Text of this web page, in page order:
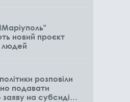
новий проєкт
людей
розповіли
подавати
заяву на субсидію